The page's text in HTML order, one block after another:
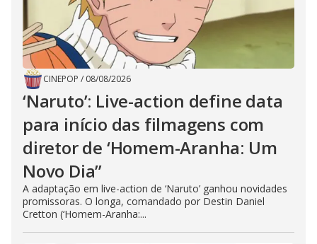
CINEPOP / 08/08/2026
‘Naruto’: Live-action define data
para início das filmagens com
diretor de ‘Homem-Aranha: Um
Novo Dia”
A adaptação em live-action de ‘Naruto’ ganhou novidades
promissoras. O longa, comandado por Destin Daniel
Cretton (‘Homem-Aranha:...